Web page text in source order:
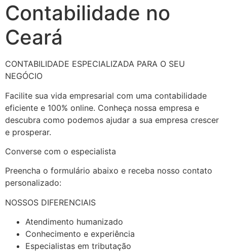
Contabilidade no
Ceará
CONTABILIDADE ESPECIALIZADA PARA O SEU
NEGÓCIO
Facilite sua vida empresarial com uma contabilidade
eficiente e 100% online. Conheça nossa empresa e
descubra como podemos ajudar a sua empresa crescer
e prosperar.
Converse com o especialista
Preencha o formulário abaixo e receba nosso contato
personalizado:
NOSSOS DIFERENCIAIS
Atendimento humanizado
Conhecimento e experiência
Especialistas em tributação